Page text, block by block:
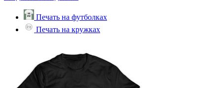
Печать на футболках
Печать на кружках